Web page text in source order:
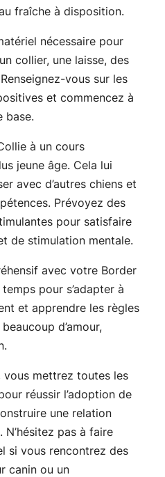
fraîche à disposition.
nécessaire pour
collier, une laisse, des
vous sur les
et commencez à
base.
à un cours
jeune âge. Cela lui
avec d’autres chiens et
Prévoyez des
pour satisfaire
de stimulation mentale.
avec votre Border
pour s’adapter à
et apprendre les règles
d’amour,
vous mettrez toutes les
réussir l’adoption de
une relation
pas à faire
si vous rencontrez des
canin ou un